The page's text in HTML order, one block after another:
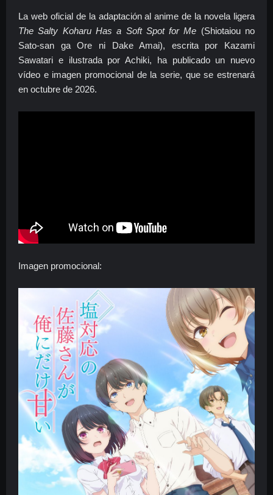
La web oficial de la adaptación al anime de la novela ligera
The Salty Koharu Has a Soft Spot for Me (Shiotaiou no
Sato-san ga Ore ni Dake Amai), escrita por Kazami
Sawatari e ilustrada por Achiki, ha publicado un nuevo
vídeo e imagen promocional de la serie, que se estrenará
en octubre de 2026.
Imagen promocional: